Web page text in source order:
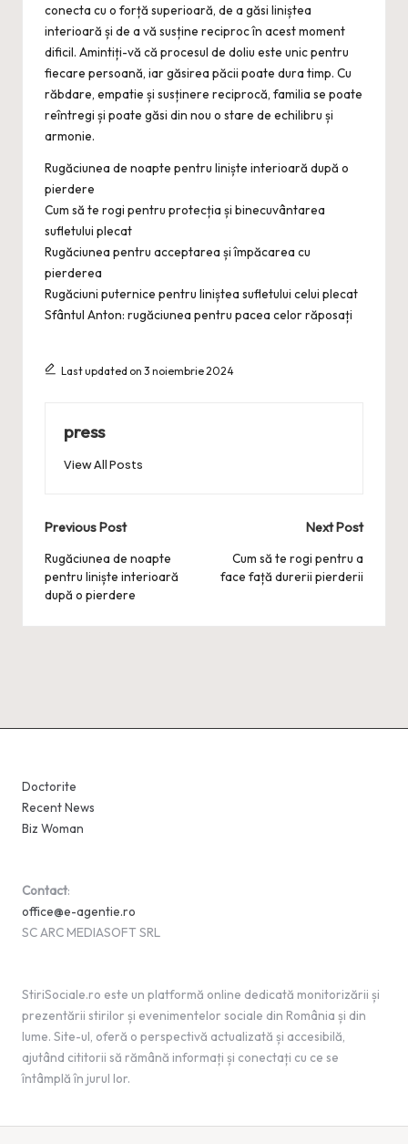
conecta cu o forță superioară, de a găsi liniștea
interioară și de a vă susține reciproc în acest moment
dificil. Amintiți-vă că procesul de doliu este unic pentru
fiecare persoană, iar găsirea păcii poate dura timp. Cu
răbdare, empatie și susținere reciprocă, familia se poate
reîntregi și poate găsi din nou o stare de echilibru și
armonie.
Rugăciunea de noapte pentru liniște interioară după o
pierdere
Cum să te rogi pentru protecția și binecuvântarea
sufletului plecat
Rugăciunea pentru acceptarea și împăcarea cu
pierderea
Rugăciuni puternice pentru liniștea sufletului celui plecat
Sfântul Anton: rugăciunea pentru pacea celor răposați
Last updated on 3 noiembrie 2024
press
View All Posts
Post
navigation
Previous Post
Rugăciunea de noapte
pentru liniște interioară
după o pierdere
Next Post
Cum să te rogi pentru a
face față durerii pierderii
Doctorite
Recent News
Biz Woman
Contact:
office@e-agentie.ro
SC ARC MEDIASOFT SRL
StiriSociale.ro este un platformă online dedicată monitorizării și
prezentării stirilor și evenimentelor sociale din România și din
lume. Site-ul, oferă o perspectivă actualizată și accesibilă,
ajutând cititorii să rămână informați și conectați cu ce se
întâmplă în jurul lor.